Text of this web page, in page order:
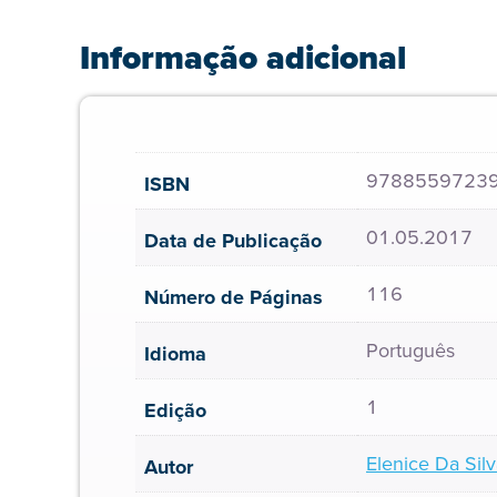
Informação adicional
ISBN
Data de Publicação 01.05.2017
Número de Páginas 116
Idioma Português
Edição 1
Autor Elenice Da